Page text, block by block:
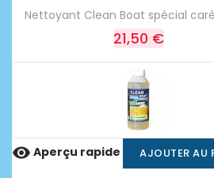
Nettoyant Clean Boat spécial
21,50 €
 Aperçu rapide AJOUTER AU